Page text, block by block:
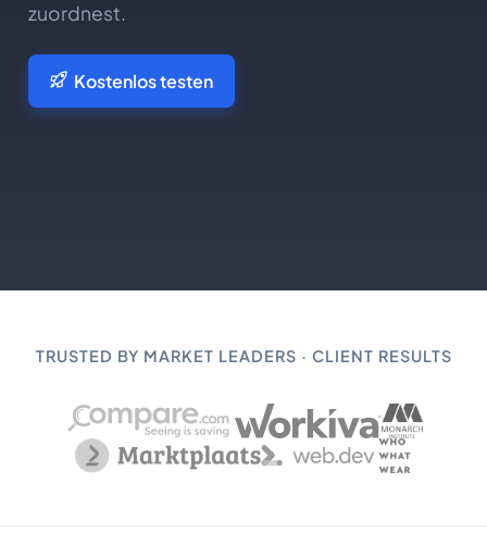
zuordnest.
Kostenlos testen
TRUSTED BY MARKET LEADERS · CLIENT RESULTS